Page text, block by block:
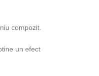
compozit.
un efect